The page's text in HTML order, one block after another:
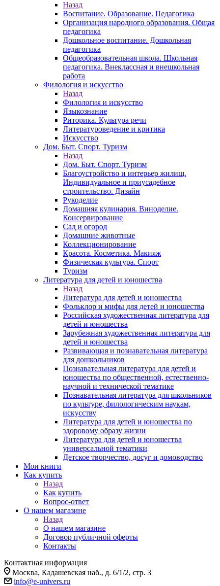
Назад
Воспитание. Образование. Педагогика
Организация народного образования. Общая
педагогика
Дошкольное воспитание. Дошкольная
педагогика
Общеобразовательная школа. Школьная
педагогика. Внеклассная и внешкольная
работа
Филология и искусство
Назад
Филология и искусство
Языкознание
Риторика. Культура речи
Литературоведение и критика
Искусство
Дом. Быт. Спорт. Туризм
Назад
Дом. Быт. Спорт. Туризм
Благоустройство и интерьер жилищ.
Индивидуальное и приусадебное
строительство. Дизайн
Рукоделие
Домашняя кулинария. Виноделие.
Консервирование
Сад и огород
Домашние животные
Коллекционирование
Красота. Косметика. Макияж
Физическая культура. Спорт
Туризм
Литература для детей и юношества
Назад
Литература для детей и юношества
Фольклор и мифы для детей и юношества
Российская художественная литература для
детей и юношества
Зарубежная художественная литература для
детей и юношества
Развивающая и познавательная литература
для дошкольников
Познавательная литература для детей и
юношества по общественной, естественно-
научной и технической тематике
Познавательная литература для школьников
по культуре, филологическим наукам,
искусству
Литература для детей и юношества по
здоровому образу жизни
Литература для детей и юношества
универсальной тематики
Детское творчество, досуг и домоводство
Мои книги
Как купить
Назад
Как купить
Вопрос-ответ
О нашем магазине
Назад
О нашем магазине
Договор публичной оферты
Контакты
Контактная информация
Москва, Кадашевская наб., д. 6/1/2, стр. 3
info@e-univers.ru